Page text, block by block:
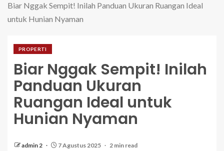
Biar Nggak Sempit! Inilah Panduan Ukuran Ruangan Ideal
untuk Hunian Nyaman
PROPERTI
Biar Nggak Sempit! Inilah
Panduan Ukuran
Ruangan Ideal untuk
Hunian Nyaman
admin 2 7 Agustus 2025 2 min read